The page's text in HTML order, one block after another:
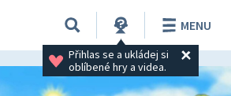
Přihlas se a ukládej si
oblíbené hry a videa.
MENU